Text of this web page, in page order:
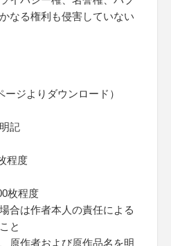
なる権利も侵害していない
ジよりダウンロード）
記
程度
枚程度
合は作者本人の責任による
と
原作者および原作品名を明